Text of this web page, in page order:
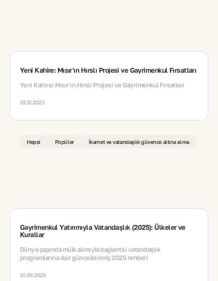
Yeni Kahire: Mısır'ın Hırslı Projesi ve Gayrimenkul Fırsatları
Yeni Kahire: Mısır'ın Hırslı Projesi ve Gayrimenkul Fırsatları
19.12.2023
Hepsi Popüler İkamet ve vatandaşlık güvence altına alma
Gayrimenkul Yatırımıyla Vatandaşlık (2025): Ülkeler ve
Kurallar
Dünya çapında mülk alımıyla bağlantılı vatandaşlık
programlarına dair güncellenmiş 2025 rehberi
10.09.2025